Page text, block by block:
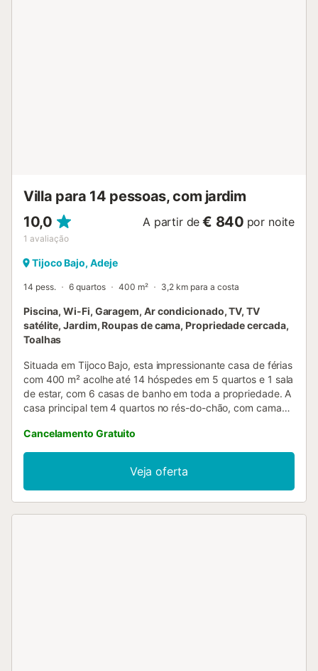
Villa para 14 pessoas, com jardim
10,0
1 avaliação
A partir de € 840 por noite
Tijoco Bajo, Adeje
14 pess. 6 quartos 400 m² 3,2 km para a costa
Piscina, Wi-Fi, Garagem, Ar condicionado, TV, TV
satélite, Jardim, Roupas de cama, Propriedade cercada,
Toalhas
Situada em Tijoco Bajo, esta impressionante casa de férias
com 400 m² acolhe até 14 hóspedes em 5 quartos e 1 sala
de estar, com 6 casas de banho em toda a propriedade. A
casa principal tem 4 quartos no rés-do-chão, com camas
cama de 180 cm e escritório privado. Existe ainda um
estúdio independente com cama de 180 cm, que pode
acomodar até 3 hóspedes adicionais. Dispõem de cozinha
totalmente equipada, ar condicionado, Wi-Fi de alta
velocidade ideal para videochamadas, TV, vídeo a pedido,
Cancelamento Gratuito
Veja oferta